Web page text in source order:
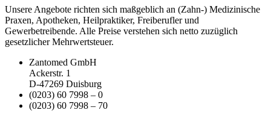
Unsere Angebote richten sich maßgeblich an (Zahn-) Medizinische
Praxen, Apotheken, Heilpraktiker, Freiberufler und
Gewerbetreibende. Alle Preise verstehen sich netto zuzüglich
gesetzlicher Mehrwertsteuer.
Zantomed GmbH
Ackerstr. 1
D-47269 Duisburg
(0203) 60 7998 – 0
(0203) 60 7998 – 70